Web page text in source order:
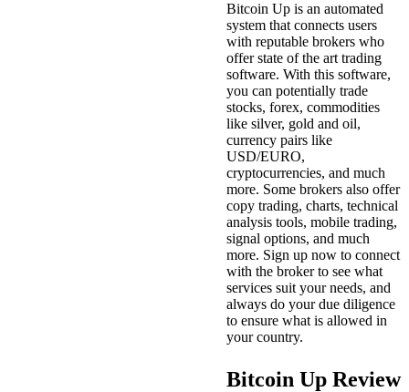
Bitcoin Up is an automated
system that connects users
with reputable brokers who
offer state of the art trading
software. With this software,
you can potentially trade
stocks, forex, commodities
like silver, gold and oil,
currency pairs like
USD/EURO,
cryptocurrencies, and much
more. Some brokers also offer
copy trading, charts, technical
analysis tools, mobile trading,
signal options, and much
more. Sign up now to connect
with the broker to see what
services suit your needs, and
always do your due diligence
to ensure what is allowed in
your country.
Bitcoin Up Review